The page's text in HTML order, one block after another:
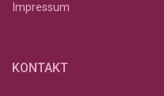
Impressum
KONTAKT